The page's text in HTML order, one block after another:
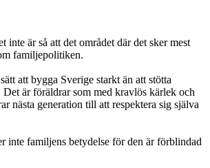
inte är så att det området där det sker mest
familjepolitiken.
att bygga Sverige starkt än att stötta
är föräldrar som med kravlös kärlek och
nästa generation till att respektera sig själva
inte familjens betydelse för den är förblindad